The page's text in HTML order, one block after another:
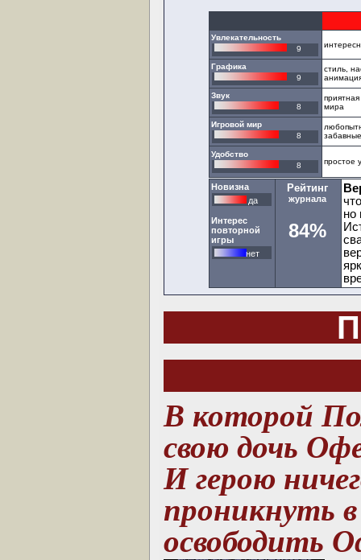
Увлекательность
9
Графика
9
стиль,
Звук
8
мира
Игровой мир
8
Удобство
8
простое
Новизна
да
Интерес
повторной
игры
нет
Рейтинг
журнала
84%
но
В которой
свою дочь
И герою
проникнуть
освободить